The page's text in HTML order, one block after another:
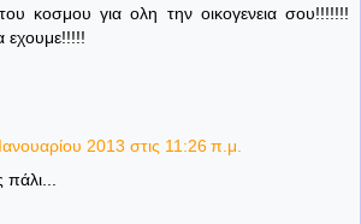
κοσμου για ολη την οικογενεια σου!!!!!!!
εχουμε!!!!!
2013 στις 11:26 π.μ.